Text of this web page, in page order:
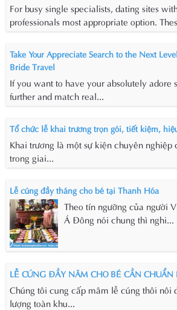
For busy single specialists, dating sites
professionals most appropriate option.
Take Your Appreciate Search to the Next
Bride Travel
If you want to have your absolutely adore
further and match real...
Tổ chức lễ khai trương trọn gói, tiết kiệm,
Khai trương là một sự kiện chuyên nghiệp
trong giai...
Lễ cúng đầy tháng cho bé tại Thanh Hóa
Theo tín ngưỡng của người
Á Đông nói chung thì nghi...
LỄ CÚNG ĐẦY NĂM CHO BÉ CẦN CHUẨN
Chúng tôi cung cấp mâm lễ cúng thôi nôi
lượng toàn khu...